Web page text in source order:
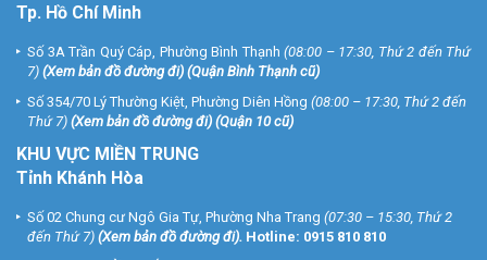
Tp. Hồ Chí Minh
Số 3A Trần Quý Cáp, Phường Bình Thạnh (08:00 – 17:30, Thứ 2 đến Thứ
7) (Xem bản đồ đường đi) (Quận Bình Thạnh cũ)
Số 354/70 Lý Thường Kiệt, Phường Diên Hồng (08:00 – 17:30, Thứ 2 đến
Thứ 7) (Xem bản đồ đường đi) (Quận 10 cũ)
KHU VỰC MIỀN TRUNG
Tỉnh Khánh Hòa
Số 02 Chung cư Ngô Gia Tự, Phường Nha Trang (07:30 – 15:30, Thứ 2
đến Thứ 7) (Xem bản đồ đường đi). Hotline: 0915 810 810